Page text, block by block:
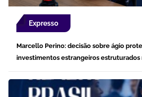
Expresso
Marcello Perino: decisão sobre ágio
investimentos estrangeiros estruturados